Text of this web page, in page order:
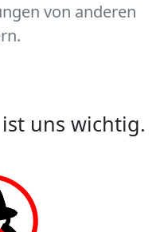
von anderen
uns wichtig.